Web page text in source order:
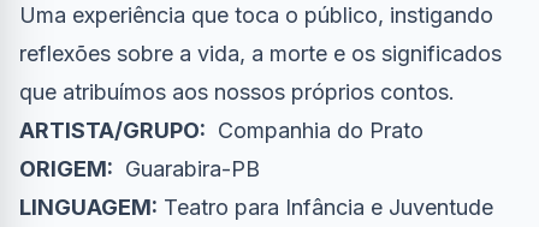
Uma experiência que toca o público, instigando
reflexões sobre a vida, a morte e os significados
que atribuímos aos nossos próprios contos.
ARTISTA/GRUPO: Companhia do Prato
ORIGEM: Guarabira-PB
LINGUAGEM: Teatro para Infância e Juventude